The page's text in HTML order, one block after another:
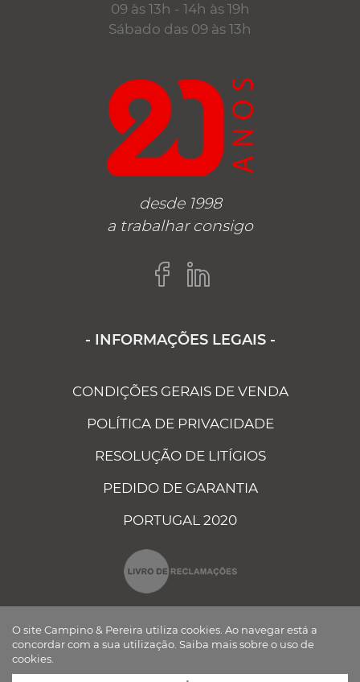
09 às 13h - 14h às 19h
Sábado das 09 às 13h
desde 1998
a trabalhar consigo
- INFORMAÇÕES LEGAIS -
CONDIÇÕES GERAIS DE VENDA
POLÍTICA DE PRIVACIDADE
RESOLUÇÃO DE LITÍGIOS
PEDIDO DE GARANTIA
PORTUGAL 2020
CAMPINO E PEREIRA - COMPONENTES ELÉCTRICOS AUTO, LDA ©
TODOS OS DIREITOS RESERVADOS Desenvolvido porBOMSITE
O site Campino & Pereira utiliza cookies. Ao navegar está a
concordar com a sua utilização. Saiba mais sobre o uso de
cookies.